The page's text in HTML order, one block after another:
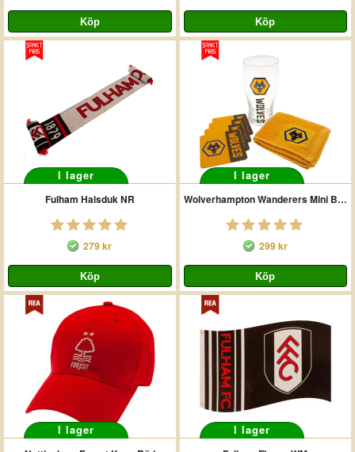
I lager
Fulham Halsduk NR
279 kr
I lager
Wolverhampton Wanderers Mini Bar Set
299 kr
I lager I lager